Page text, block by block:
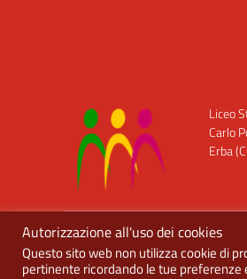
Liceo
Carlo
Erba
Autorizzazione all'uso dei cookies
Questo sito web non utilizza cookie di
pertinente ricordando le tue preferenze